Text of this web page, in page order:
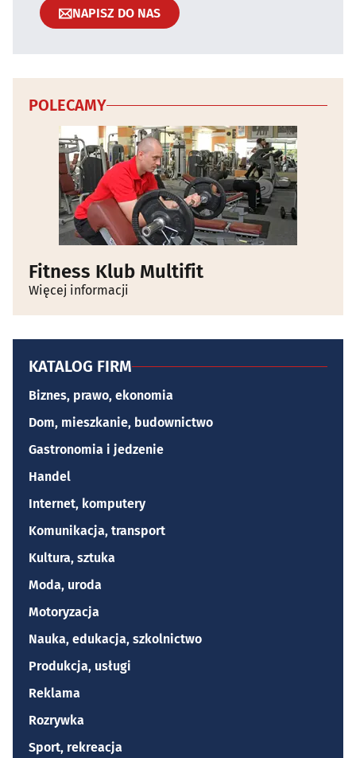
NAPISZ DO NAS
POLECAMY
Fitness Klub Multifit
Więcej informacji
KATALOG FIRM
Biznes, prawo, ekonomia
Dom, mieszkanie, budownictwo
Gastronomia i jedzenie
Handel
Internet, komputery
Komunikacja, transport
Kultura, sztuka
Moda, uroda
Motoryzacja
Nauka, edukacja, szkolnictwo
Produkcja, usługi
Reklama
Rozrywka
Sport, rekreacja